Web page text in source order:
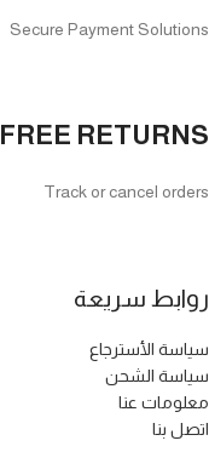
FREE RETURNS
Track or cancel orders
Secure Payment Solutions
روابط سريعة
سياسة الأسترجاع
سياسة الشحن
معلومات عنا
اتصل بنا